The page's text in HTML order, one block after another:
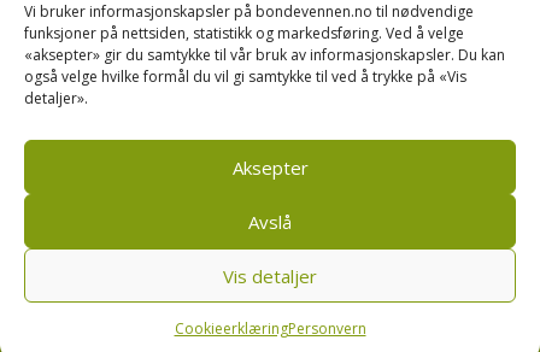
Vi bruker informasjonskapsler på bondevennen.no til nødvendige
funksjoner på nettsiden, statistikk og markedsføring. Ved å velge
«aksepter» gir du samtykke til vår bruk av informasjonskapsler. Du kan
også velge hvilke formål du vil gi samtykke til ved å trykke på «Vis
detaljer».
Aksepter
Avslå
Vis detaljer
CookieerklæringPersonvern
Kusignal
Bondevennen SA, Pb 208, sentrum, 4001 Stavanger
Personvern og cookies regler